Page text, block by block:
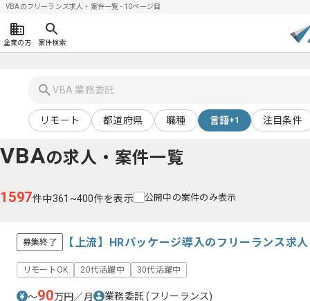
VBAのフリーランス求人・案件一覧 - 10ページ目
企業の方 案件検索
リモート 都道府県 職種 言語+1 注目条件
VBAの求人・案件一覧
1597件中361~400件を表示 公開中の案件のみ表示
募集終了 【上流】HRパッケージ導入のフリーランス求
リモートOK 20代活躍中 30代活躍中
〜90万円／月 業務委託(フリーランス)